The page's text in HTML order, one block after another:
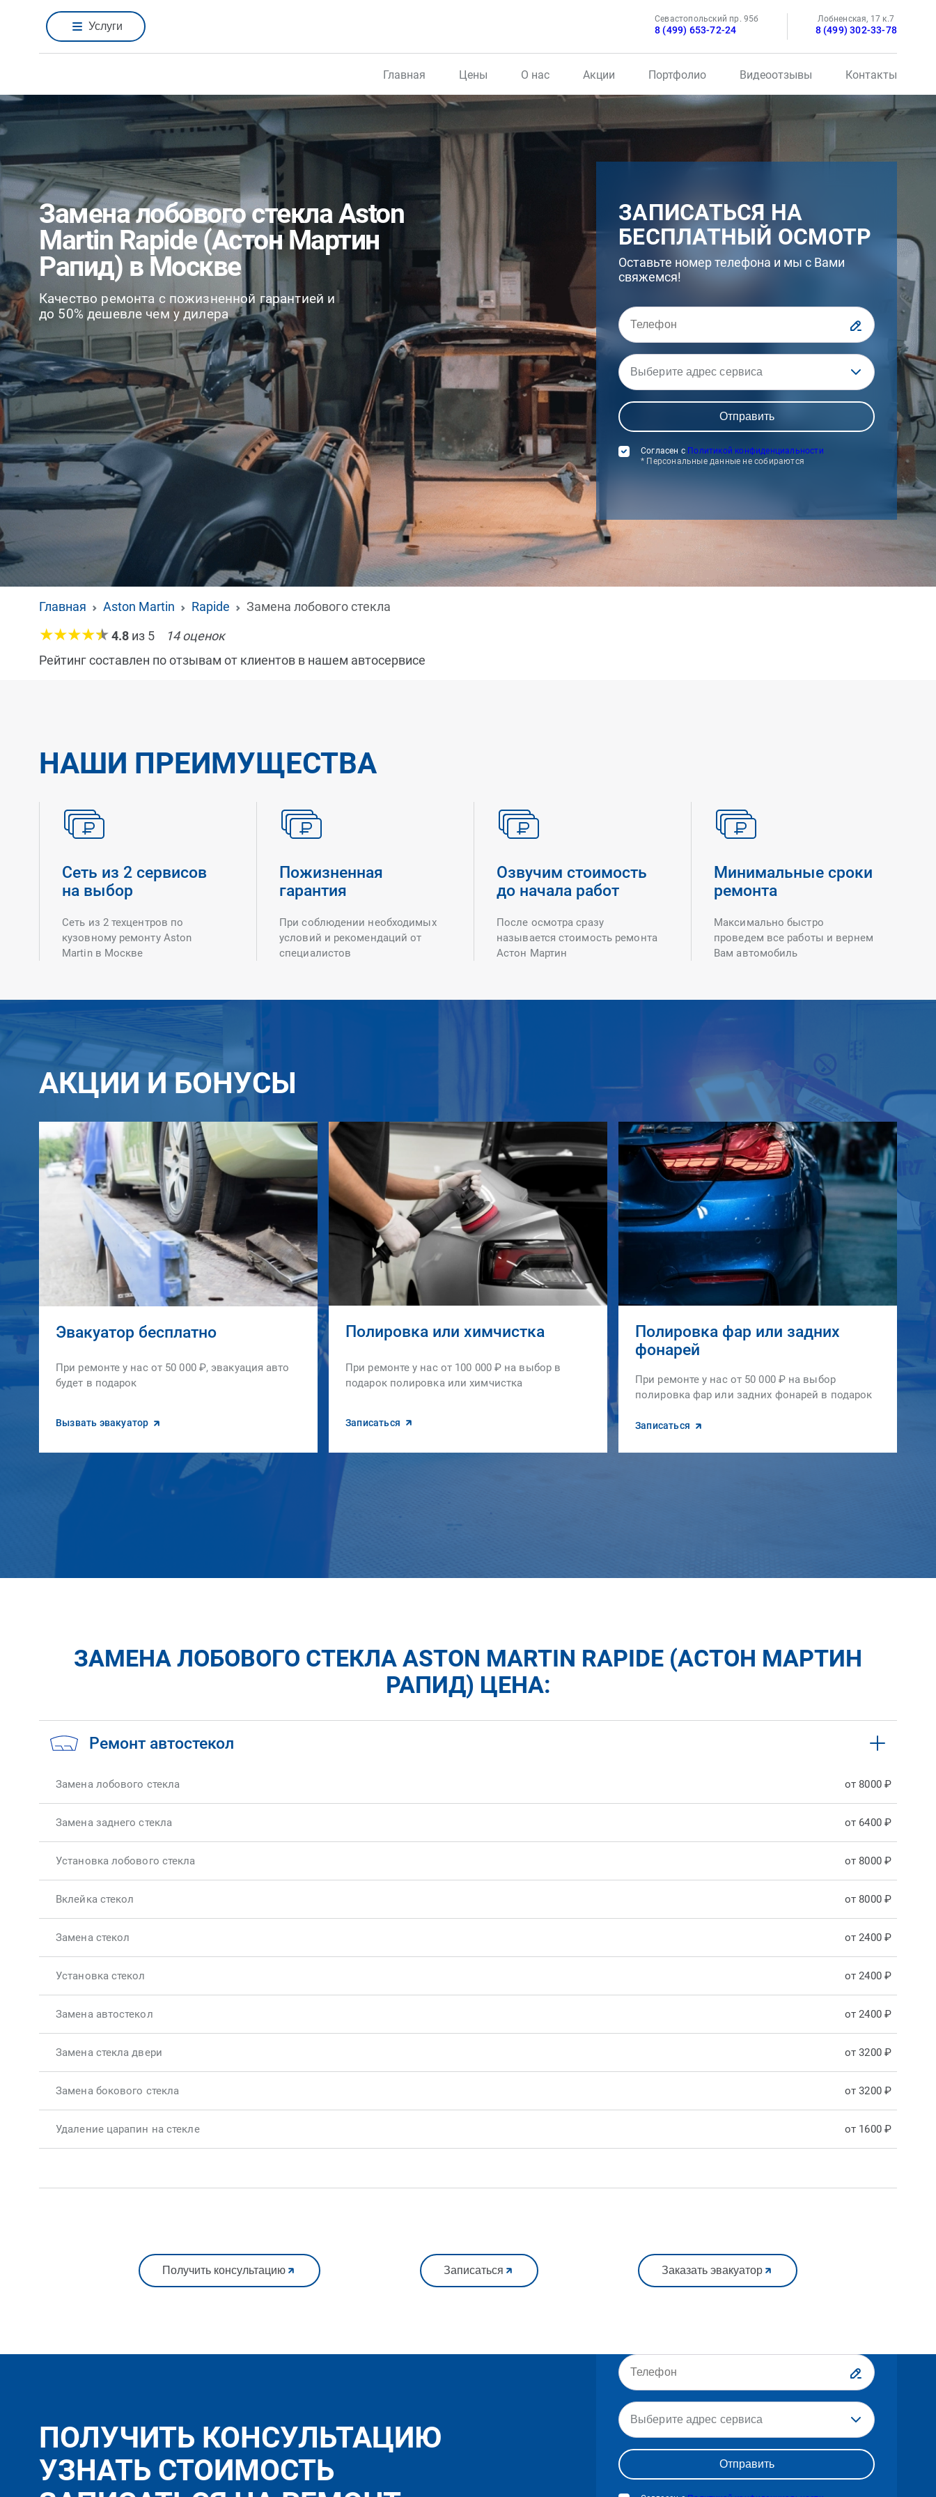
Услуги
Севастопольский пр. 95б
8 (499) 653-72-24
Лобненская, 17 к.7
8 (499) 302-33-78
Главная Цены О нас Акции Портфолио Видеоотзывы Контакты
Замена лобового стекла Aston
Martin Rapide (Астон Мартин
Рапид) в Москве
Качество ремонта с пожизненной гарантией и
до 50% дешевле чем у дилера
ЗАПИСАТЬСЯ НА
БЕСПЛАТНЫЙ ОСМОТР
Оставьте номер телефона и мы с Вами
свяжемся!
Выберите адрес сервиса
Согласен с Политикой конфиденциальности
* Персональные данные не собираются
Главная Aston Martin Rapide
Замена лобового стекла
4.8 из 5 14оценок
Рейтинг составлен по отзывам от клиентов в нашем автосервисе
НАШИ ПРЕИМУЩЕСТВА
Сеть из 2 сервисов
на выбор
Сеть из 2 техцентров по
кузовному ремонту Aston
Martin в Москве
Пожизненная
гарантия
При соблюдении необходимых
условий и рекомендаций от
специалистов
Озвучим стоимость
до начала работ
После осмотра сразу
называется стоимость ремонта
Астон Мартин
Минимальные сроки
ремонта
Максимально быстро
проведем все работы и вернем
Вам автомобиль
АКЦИИ И БОНУСЫ
Эвакуатор бесплатно
При ремонте у нас от 50 000 ₽, эвакуация авто
будет в подарок
Вызвать эвакуатор
Полировка или химчистка
При ремонте у нас от 100 000 ₽ на выбор в
подарок полировка или химчистка
Записаться
Полировка фар или задних
фонарей
При ремонте у нас от 50 000 ₽ на выбор
полировка фар или задних фонарей в подарок
Записаться
ЗАМЕНА ЛОБОВОГО СТЕКЛА ASTON MARTIN RAPIDE (АСТОН МАРТИН
РАПИД) ЦЕНА:
Ремонт автостекол
Замена лобового стекла от 8000 ₽
Замена заднего стекла от 6400 ₽
Установка лобового стекла от 8000 ₽
Вклейка стекол от 8000 ₽
Замена стекол от 2400 ₽
Установка стекол от 2400 ₽
Замена автостекол от 2400 ₽
Замена стекла двери от 3200 ₽
Замена бокового стекла от 3200 ₽
Удаление царапин на стекле от 1600 ₽
Получить консультацию Записаться Заказать эвакуатор
ПОЛУЧИТЬ КОНСУЛЬТАЦИЮ
УЗНАТЬ СТОИМОСТЬ
Выберите адрес сервиса